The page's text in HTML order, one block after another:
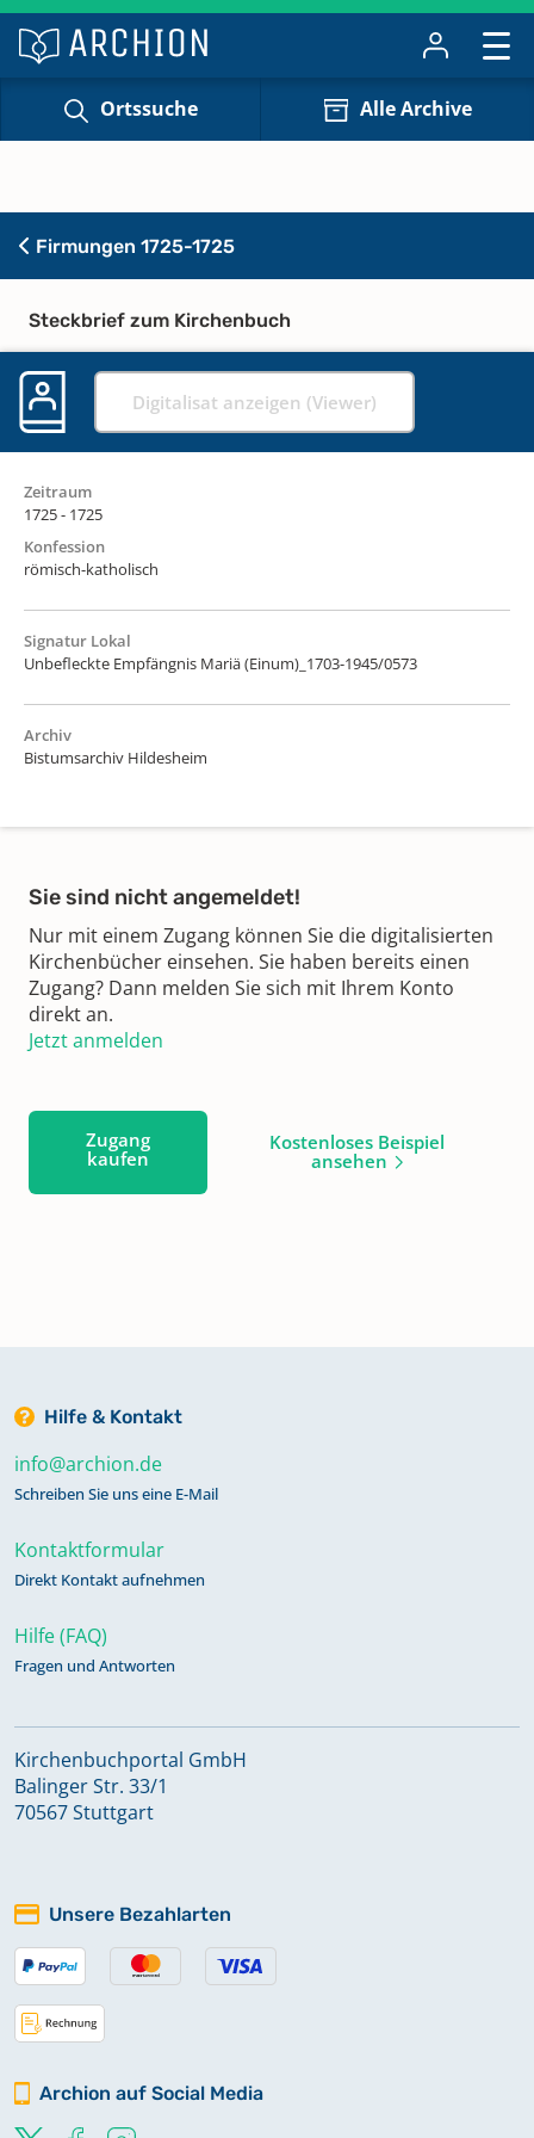
Ortssuche Alle Archive
Firmungen 1725-1725
Steckbrief zum Kirchenbuch
Digitalisat anzeigen (Viewer)
Zeitraum
1725 - 1725
Konfession
römisch-katholisch
Signatur Lokal
Unbefleckte Empfängnis Mariä (Einum)_1703-1945/0573
Archiv
Bistumsarchiv Hildesheim
Sie sind nicht angemeldet!
Nur mit einem Zugang können Sie die digitalisierten
Kirchenbücher einsehen. Sie haben bereits einen
Zugang? Dann melden Sie sich mit Ihrem Konto
direkt an.
Jetzt anmelden
Zugang
kaufen
Kostenloses Beispiel
ansehen
Hilfe & Kontakt
info@archion.de
Schreiben Sie uns eine E-Mail
Kontaktformular
Direkt Kontakt aufnehmen
Hilfe (FAQ)
Fragen und Antworten
Kirchenbuchportal GmbH
Balinger Str. 33/1
70567 Stuttgart
Unsere Bezahlarten
Archion auf Social Media